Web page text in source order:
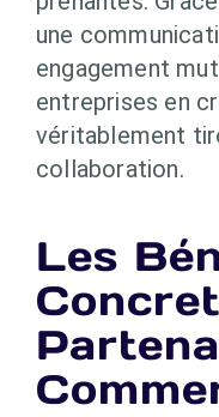
une
engagement
entreprises en
véritablement
collaboration.
Les